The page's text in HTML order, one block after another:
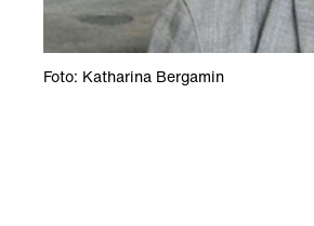
Foto: Katharina Bergamin